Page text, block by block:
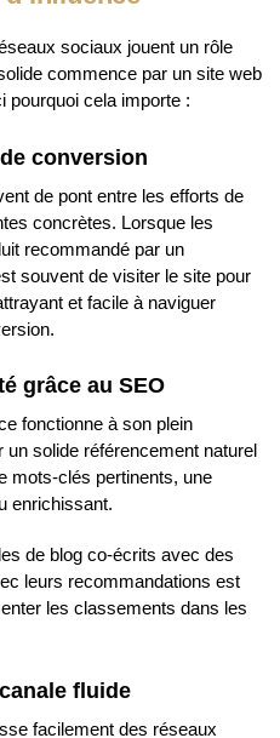
sociaux jouent un rôle
commence par un site web
pourquoi cela importe :
conversion
de pont entre les efforts de
concrètes. Lorsque les
recommandé par un
souvent de visiter le site pour
et facile à naviguer
grâce au SEO
fonctionne à son plein
un solide référencement naturel
mots-clés pertinents, une
enrichissant.
de blog co-écrits avec des
leurs recommandations est
les classements dans les
fluide
facilement des réseaux